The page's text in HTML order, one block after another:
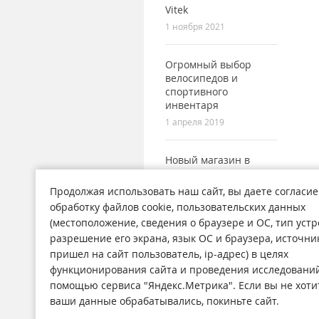
Vitek
1 ноября 2021
Огромный выбор
велосипедов и
спортивного
инвентаря
1 апреля 2019
Новый магазин в
городе Поронайск
7 сентября 2017
Магазины
О компании
Продолжая использовать наш сайт, вы даете
обработку файлов cookie, пользовательских данных
(местоположение, сведения о браузере и ОС, тип
разрешение его экрана, язык ОС и браузера,
пришел на сайт пользователь, ip-адрес) в целях
функционирования сайта и проведения
помощью сервиса "Яндекс.Метрика". Если вы не
ваши данные обрабатывались, покиньте сайт.